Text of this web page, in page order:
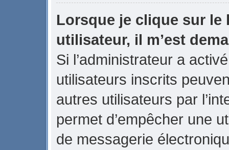
Lorsque je clique sur le
utilisateur, il m’est
Si l’administrateur a
utilisateurs inscrits
autres utilisateurs par
permet d’empêcher une
de messagerie